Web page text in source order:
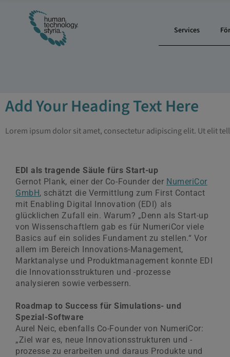
Services
Add Your Heading Text Here
Lorem ipsum dolor sit amet, consectetur adipiscing elit. Ut elit
EDI als tragende Säule fürs Start-up
Gernot Plank, einer der Co-Founder der NumeriCor
GmbH, schätzt die Vermittlung zum First Contact
mit Enabling Digital Innovation (EDI) als
glücklichen Zufall ein. Warum? „Denn als Start-up
von Wissenschaftlern gab es für NumeriCor viele
Basics auf ein solides Fundament zu stellen.“ Vor
allem im Bereich Innovations-Management,
Marktanalyse und Produktmanagement konnte EDI
die Innovationsstrukturen und -prozesse
analysieren sowie verbessern.
Roadmap to Success für Simulations- und
Spezial-Software
Aurel Neic, ebenfalls Co-Founder von NumeriCor:
„Ziel war es, neue Innovationsstrukturen und -
prozesse zu erarbeiten und daraus Produkte und